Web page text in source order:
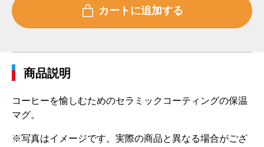
商品説明
コーヒーを愉しむためのセラミックコーティングの保温
マグ。
※写真はイメージです。実際の商品と異なる場合がござ